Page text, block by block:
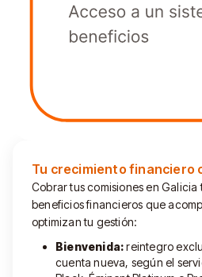
Tu crecimiento financiero
Cobrar tus comisiones en
beneficios financieros que
optimizan tu gestión:
Bienvenida:reintegro
cuenta nueva, según el